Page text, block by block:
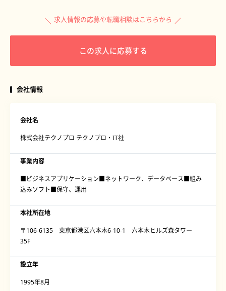
求人情報の応募や転職相談はこちらから
この求人に応募する
会社情報
会社名
株式会社テクノプロ テクノプロ・IT社
事業内容
■ビジネスアプリケーション■ネットワーク、データベース■組み
込みソフト■保守、運用
本社所在地
〒106-6135 東京都港区六本木6-10-1 六本木ヒルズ森タワー
35F
設立年
1995年8月